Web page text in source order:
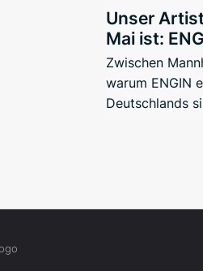
Unser
Mai ist:
Zwischen
warum ENGIN
Deutschlands